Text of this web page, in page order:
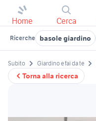
Home Cerca
Ricerche basole giardino
Torna alla ricerca
Subito Giardino e fai da te